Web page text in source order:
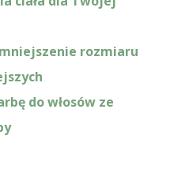
rozmiaru
do włosów ze